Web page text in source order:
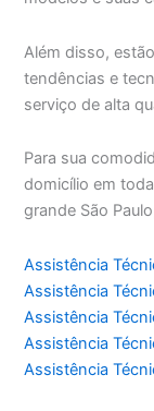
Além disso,
tendências e
serviço de alta
Para sua
domicílio em
grande São
Assistência
Assistência
Assistência
Assistência
Assistência